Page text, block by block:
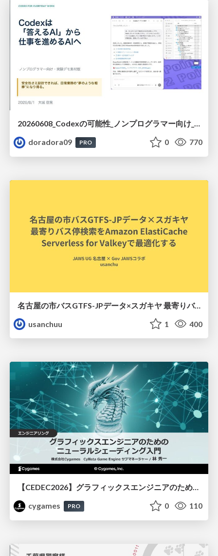
20260608_Codexの可能性_ノンプログラマー向け_大城追記
doradora09
PRO 0 770
名古屋の市バスGTFS-JPデータ×スガキヤ 最寄りバス停検索をAmazon ElastiCache Serverless for Valkeyで最適化する
usanchuu
1 400
【CEDEC2026】グラフィックスエンジニアのためのニューラルシェーディング入門
cygames
PRO 0 110